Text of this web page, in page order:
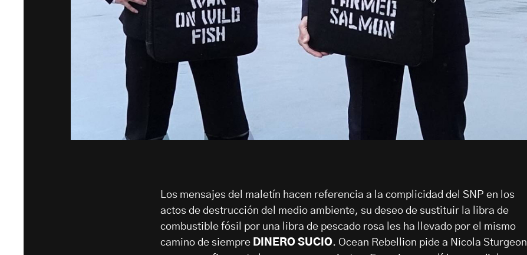
Los mensajes del maletín hacen referencia a la complicidad del SNP en los
actos de destrucción del medio ambiente, su deseo de sustituir la libra de
combustible fósil por una libra de pescado rosa les ha llevado por el mismo
camino de siempre DINERO SUCIO. Ocean Rebellion pide a Nicola Sturgeon